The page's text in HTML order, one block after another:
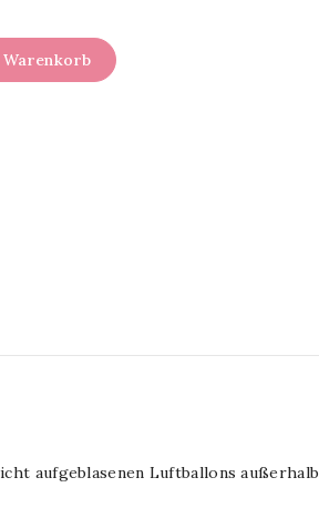
aufgeblasenen Luftballons außerhalb